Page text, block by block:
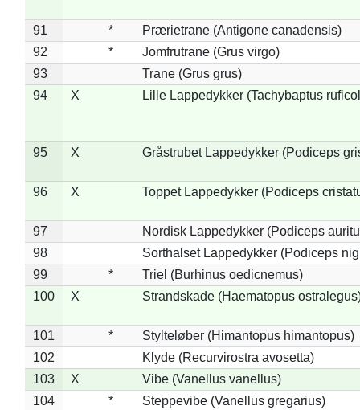
91 *
Prærietrane (Antigone canadensis)
92
*
Jomfrutrane (Grus virgo)
93
Trane (Grus grus)
94
X Lille Lappedykker (Tachybaptus
95 X Gråstrubet Lappedykker (Podiceps
96 X Toppet Lappedykker (Podiceps
97
Nordisk Lappedykker (Podiceps
98
Sorthalset Lappedykker (Podiceps
99
*
Triel (Burhinus oedicnemus)
100
X Strandskade (Haematopus
101 *
Stylteløber (Himantopus himantopus)
102
Klyde (Recurvirostra avosetta)
103
X
Vibe (Vanellus vanellus)
104
*
Steppevibe (Vanellus gregarius)